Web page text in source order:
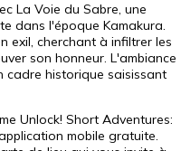
La Voie du Sabre, une
dans l'époque Kamakura.
exil, cherchant à infiltrer les
son honneur. L'ambiance
cadre historique saisissant
Unlock! Short Adventures:
mobile gratuite.